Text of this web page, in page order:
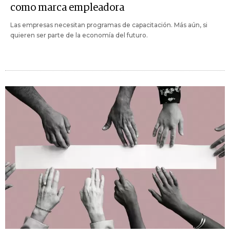
como marca empleadora
Las empresas necesitan programas de capacitación. Más aún, si
quieren ser parte de la economía del futuro.